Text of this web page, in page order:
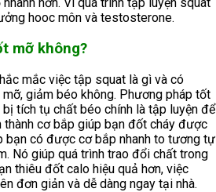
hooc môn và testosterone.
mỡ không?
mắc việc tập squat là gì và có
giảm béo không. Phương pháp tốt
tích tụ chất béo chính là tập luyện để
thành cơ bắp giúp bạn đốt cháy được
bạn có được cơ bắp nhanh to tương tự
Nó giúp quá trình trao đổi chất trong
thiêu đốt calo hiệu quả hơn, việc
đơn giản và dễ dàng ngay tại nhà.